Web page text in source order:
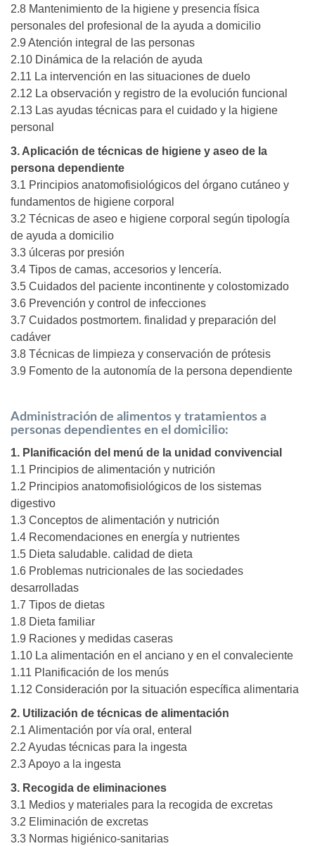
2.8 Mantenimiento de la higiene y presencia física
personales del profesional de la ayuda a domicilio
2.9 Atención integral de las personas
2.10 Dinámica de la relación de ayuda
2.11 La intervención en las situaciones de duelo
2.12 La observación y registro de la evolución funcional
2.13 Las ayudas técnicas para el cuidado y la higiene
personal
3. Aplicación de técnicas de higiene y aseo de la
persona dependiente
3.1 Principios anatomofisiológicos del órgano cutáneo y
fundamentos de higiene corporal
3.2 Técnicas de aseo e higiene corporal según tipología
de ayuda a domicilio
3.3 úlceras por presión
3.4 Tipos de camas, accesorios y lencería.
3.5 Cuidados del paciente incontinente y colostomizado
3.6 Prevención y control de infecciones
3.7 Cuidados postmortem. finalidad y preparación del
cadáver
3.8 Técnicas de limpieza y conservación de prótesis
3.9 Fomento de la autonomía de la persona dependiente
Administración de alimentos y tratamientos a
personas dependientes en el domicilio:
1. Planificación del menú de la unidad convivencial
1.1 Principios de alimentación y nutrición
1.2 Principios anatomofisiológicos de los sistemas
digestivo
1.3 Conceptos de alimentación y nutrición
1.4 Recomendaciones en energía y nutrientes
1.5 Dieta saludable. calidad de dieta
1.6 Problemas nutricionales de las sociedades
desarrolladas
1.7 Tipos de dietas
1.8 Dieta familiar
1.9 Raciones y medidas caseras
1.10 La alimentación en el anciano y en el convaleciente
1.11 Planificación de los menús
1.12 Consideración por la situación específica alimentaria
2. Utilización de técnicas de alimentación
2.1 Alimentación por vía oral, enteral
2.2 Ayudas técnicas para la ingesta
2.3 Apoyo a la ingesta
3. Recogida de eliminaciones
3.1 Medios y materiales para la recogida de excretas
3.2 Eliminación de excretas
3.3 Normas higiénico-sanitarias